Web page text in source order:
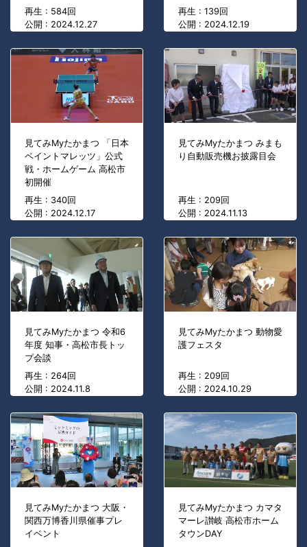
再生 : 584回
公開 : 2024.12.27
再生 : 139回
公開 : 2024.12.19
見てみMyたかまつ 「日本
ペイントマレッツ」公式
戦・ホームゲーム 高松市
初開催
再生 : 340回
公開 : 2024.12.17
見てみMyたかまつ みまも
り自動販売機お披露目会
再生 : 209回
公開 : 2024.11.13
見てみMyたかまつ 令和6
年度 知事・高松市長トッ
プ会談
再生 : 264回
公開 : 2024.11.8
見てみMyたかまつ 動物愛
護フェスタ
再生 : 209回
公開 : 2024.10.29
見てみMyたかまつ 大阪・
関西万博香川県催事プレ
イベント
見てみMyたかまつ カマタ
マーレ讃岐 高松市ホーム
タウンDAY